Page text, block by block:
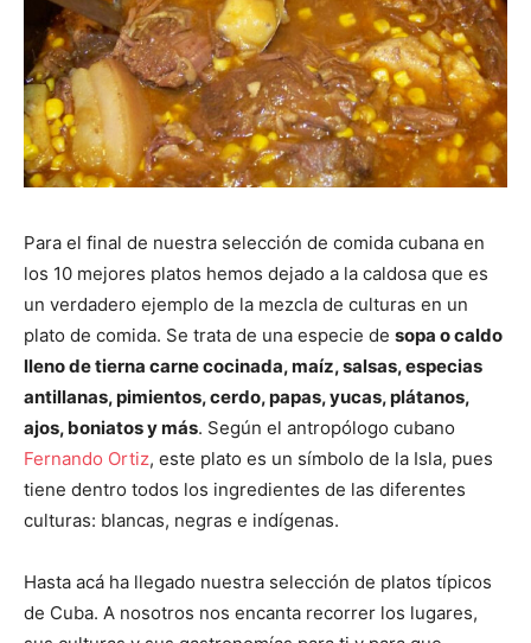
Para el final de nuestra selección de comida cubana en
los 10 mejores platos hemos dejado a la caldosa que es
un verdadero ejemplo de la mezcla de culturas en un
plato de comida. Se trata de una especie de sopa o caldo
lleno de tierna carne cocinada, maíz, salsas, especias
antillanas, pimientos, cerdo, papas, yucas, plátanos,
ajos, boniatos y más. Según el antropólogo cubano
Fernando Ortiz, este plato es un símbolo de la Isla, pues
tiene dentro todos los ingredientes de las diferentes
culturas: blancas, negras e indígenas.
Hasta acá ha llegado nuestra selección de platos típicos
de Cuba. A nosotros nos encanta recorrer los lugares,